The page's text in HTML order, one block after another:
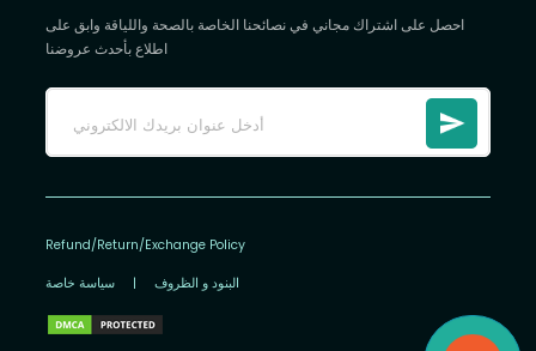
احصل على اشتراك مجاني في نصائحنا الخاصة بالصحة واللياقة وابق على
اطلاع بأحدث عروضنا
Refund/Return/Exchange Policy
سياسة خاصة | البنود و الظروف